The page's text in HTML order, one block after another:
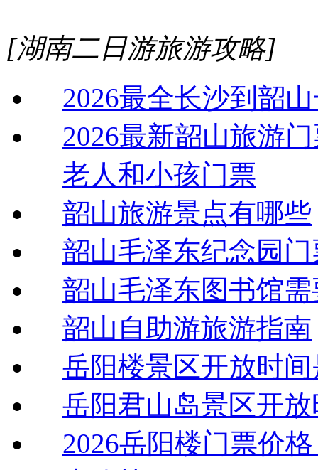
[湖南二日游旅游攻略]
2026最全长沙到韶
2026最新韶山旅游
老人和小孩门票
韶山旅游景点有哪些
韶山毛泽东纪念园
韶山毛泽东图书馆
韶山自助游旅游指南
岳阳楼景区开放时
岳阳君山岛景区开
2026岳阳楼门票价